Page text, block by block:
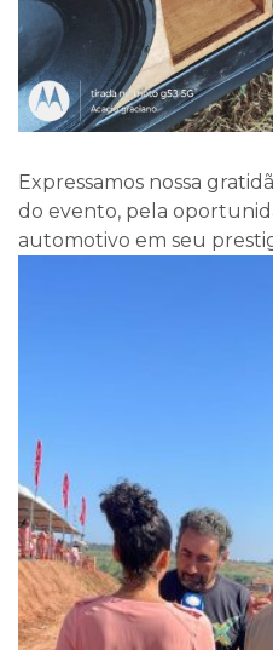
Expressamos nossa
do evento, pela
automotivo em seu